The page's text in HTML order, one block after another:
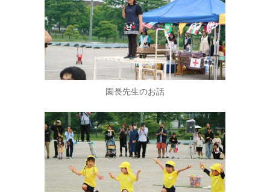
園長先生のお話